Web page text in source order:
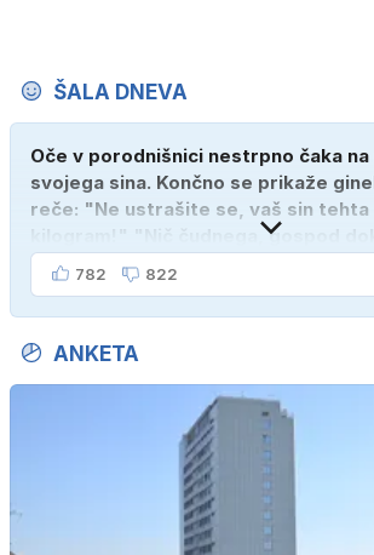
ŠALA DNEVA
Oče v porodnišnici nestrpno čaka
svojega sina. Končno se prikaže
reče: "Ne ustrašite se, vaš sin tehta
kilogram!" "Nič čudnega, gospod
ženo poznava šele tri mesece."
782 822
ANKETA